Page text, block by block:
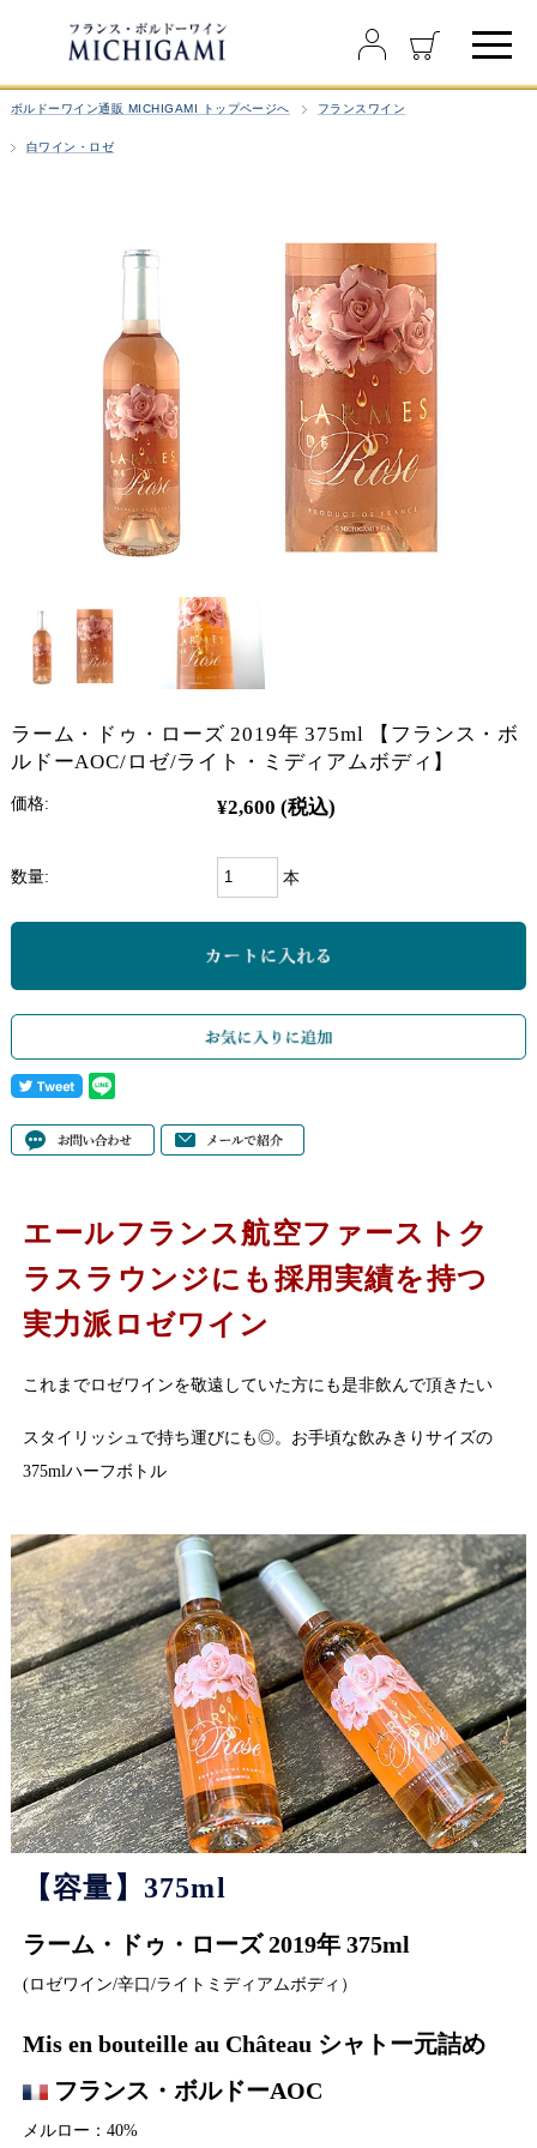
ボルドーワイン通販 MICHIGAMI トップページへ フランスワイン
白ワイン・ロゼ
ラーム・ドゥ・ローズ 2019年 375ml 【フランス・ボ
ルドーAOC/ロゼ/ライト・ミディアムボディ】
価格: ¥2,600 (税込)
数量: 本
エールフランス航空ファーストク
ラスラウンジにも採用実績を持つ
実力派ロゼワイン
これまでロゼワインを敬遠していた方にも是非飲んで頂きたい
スタイリッシュで持ち運びにも◎。お手頃な飲みきりサイズの
375mlハーフボトル
【容量】375ml
ラーム・ドゥ・ローズ 2019年 375ml
(ロゼワイン/辛口/ライトミディアムボディ）
Mis en bouteille au Château シャトー元詰め
フランス・ボルドーAOC
メルロー：40%